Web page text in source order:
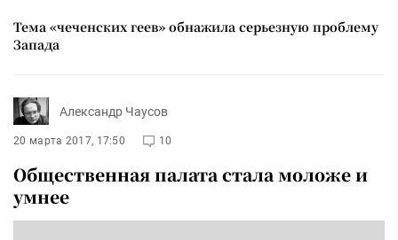
Тема «чеченских геев» обнажила серьезную проблему
Запада
Александр Чаусов
20 марта 2017, 17:50 10
Общественная палата стала моложе и
умнее